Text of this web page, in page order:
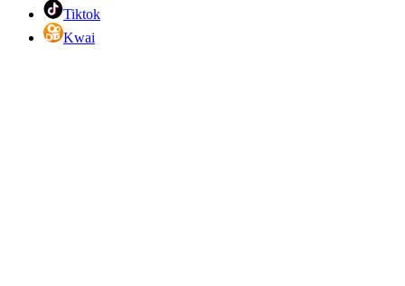
Tiktok
Kwai